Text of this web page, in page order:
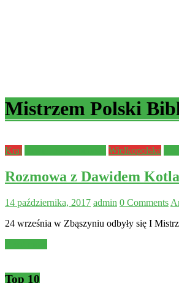
Mistrzem Polski
Kraj Wielkopolska
Rozmowa z Dawidem
14 października, 2017 admin 0 Comments
24 września w Zbąszyniu odbyły się I
Top 10